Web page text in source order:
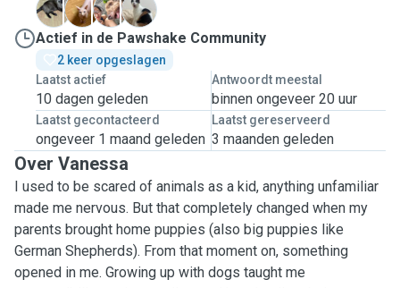
C
D D
S
Actief in de Pawshake Community
2 keer opgeslagen
Laatst actief
10 dagen geleden
Antwoordt meestal
binnen ongeveer 20 uur
Laatst gecontacteerd
ongeveer 1 maand geleden
Laatst gereserveerd
3 maanden geleden
Over Vanessa
I used to be scared of animals as a kid, anything unfamiliar
made me nervous. But that completely changed when my
parents brought home puppies (also big puppies like
German Shepherds). From that moment on, something
opened in me. Growing up with dogs taught me